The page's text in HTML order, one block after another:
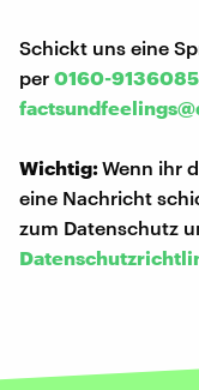
Schickt uns eine
per 0160-
Wichtig:Wenn ihr
eine Nachricht
zum Datenschutz